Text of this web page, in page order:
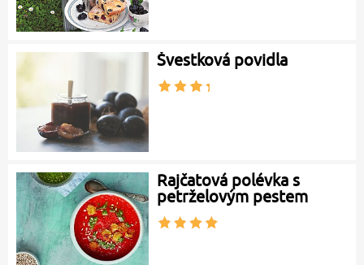
Švestková povidla
Rajčatová polévka s
petrželovým pestem